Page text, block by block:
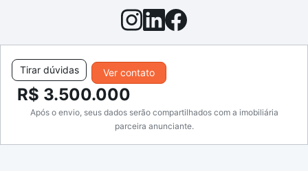
Ver contato
Tirar dúvidas
R$ 3.500.000
Após o envio, seus dados serão compartilhados com a imobiliária
parceira anunciante.